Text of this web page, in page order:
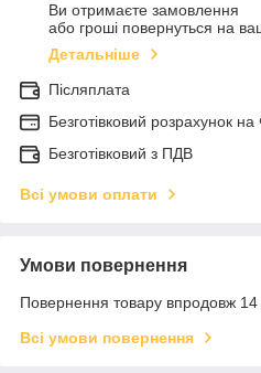
Ви отримаєте замовлення
або гроші повернуться на
Детальніше
Післяплата
Безготівковий розрахунок
Безготівковий з ПДВ
Всі умови оплати
Умови повернення
Повернення товару впродовж 14
Всі умови повернення